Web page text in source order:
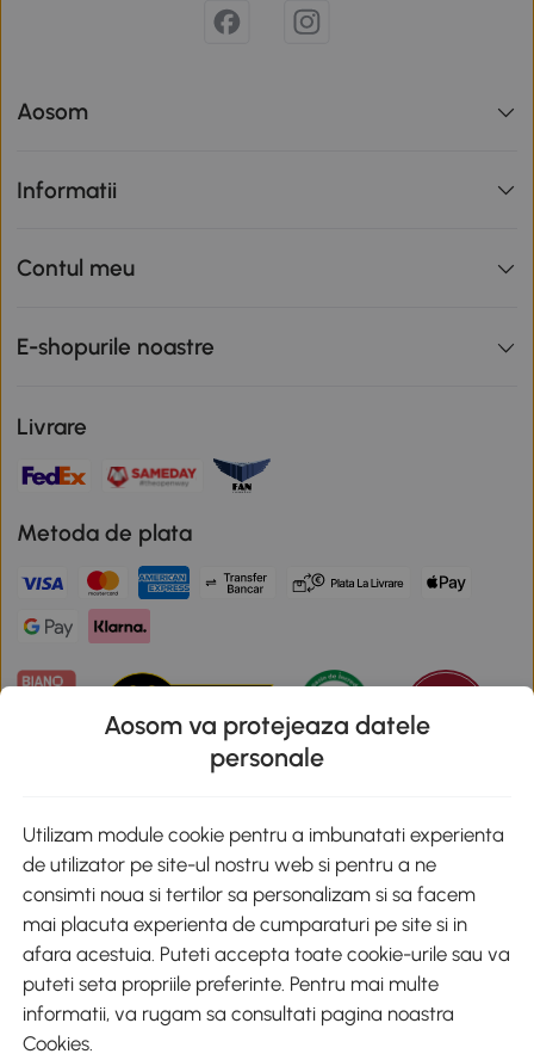
Aosom
Informatii
Contul meu
E-shopurile noastre
Livrare
Metoda de plata
Descarca aplicatia Aosom
Google Play
+40 312294730 clienti@aosom.ro
Romania, Bucureşti Sectorul 2, Str. Barbu Paris Mumuleanu, Nr. 30-
Aosom va protejeaza datele
personale
Utilizam module cookie pentru a imbunatati experienta
de utilizator pe site-ul nostru web si pentru a ne
consimti noua si tertilor sa personalizam si sa facem
mai placuta experienta de cumparaturi pe site si in
afara acestuia. Puteti accepta toate cookie-urile sau va
puteti seta propriile preferinte. Pentru mai multe
informatii, va rugam sa consultati pagina noastra
Cookies.